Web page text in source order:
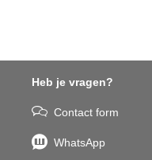
Heb je vragen?
Contact form
WhatsApp